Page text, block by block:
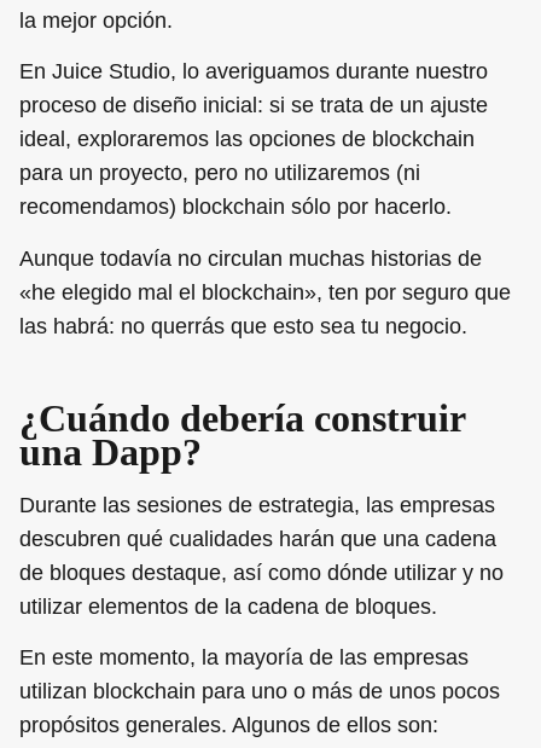
la mejor opción.
En Juice Studio, lo averiguamos durante nuestro
proceso de diseño inicial: si se trata de un ajuste
ideal, exploraremos las opciones de blockchain
para un proyecto, pero no utilizaremos (ni
recomendamos) blockchain sólo por hacerlo.
Aunque todavía no circulan muchas historias de
«he elegido mal el blockchain», ten por seguro que
las habrá: no querrás que esto sea tu negocio.
¿Cuándo debería construir
una Dapp?
Durante las sesiones de estrategia, las empresas
descubren qué cualidades harán que una cadena
de bloques destaque, así como dónde utilizar y no
utilizar elementos de la cadena de bloques.
En este momento, la mayoría de las empresas
utilizan blockchain para uno o más de unos pocos
propósitos generales. Algunos de ellos son: